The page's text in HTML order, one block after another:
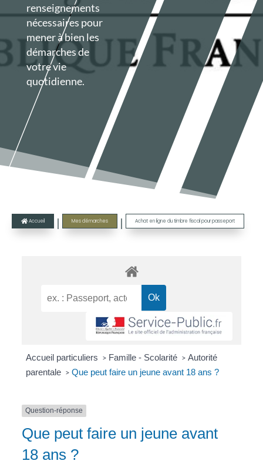
renseignements
nécessaires pour
mener à bien les
démarches de
votre vie
quotidienne.
 Accueil | Mes démarches | Achat en ligne du timbre fiscal pour passeport
Accueil particuliers > Famille - Scolarité > Autorité
parentale > Que peut faire un jeune avant 18 ans ?
Question-réponse
Que peut faire un jeune avant
18 ans ?